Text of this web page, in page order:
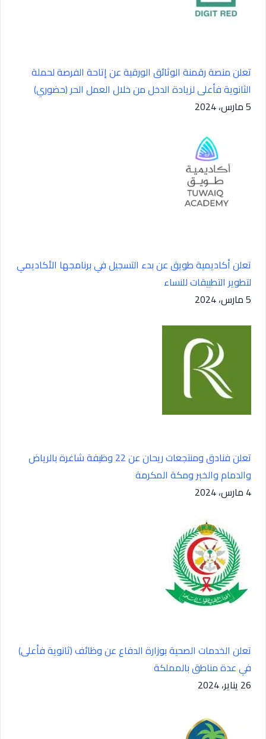
تعلن منصة رقمنة الوثائق الورقية عن إتاحة الفرصة لحملة
الثانوية فأعلى لزيادة الدخل من خلال العمل الحر (حضوري)
5 مارس، 2024
تعلن أكاديمية طويق عن بدء التسجيل في برنامجها الأكاديمي
لتطوير التطبيقات للنساء
5 مارس، 2024
تعلن فنادق ومنتجعات ريحان عن 22 وظيفة شاغرة بالرياض
والدمام والخبر ومكة المكرمة
4 مارس، 2024
تعلن الخدمات الصحية بوزارة الدفاع عن وظائف (ثانوية فأعلى)
في عدة مناطق بالمملكة
26 يناير، 2024